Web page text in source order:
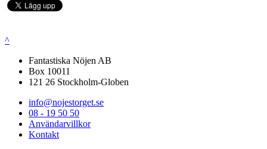
^
Fantastiska Nöjen AB
Box 10011
121 26 Stockholm-Globen
info@nojestorget.se
08 - 19 50 50
Användarvillkor
Kontakt